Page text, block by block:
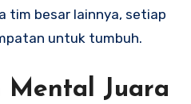
tim besar lainnya, setiap
untuk tumbuh.
Mental Juara